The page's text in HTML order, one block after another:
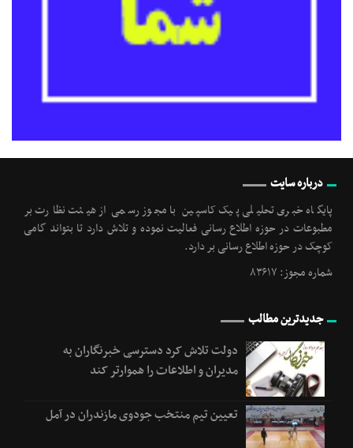
درباره سایت
پایگاه خبری تحلیلی پیک کاسپین با مجوز رسمی از هیئت نظارت بر
مطبوعات در حوزه اطلاع رسانی فعالیت نموده و تلاش دارد تا بتواند گامی
کوچک در حوزه اطلاع رسانی بر دارد.
شماره مجوز: ۸۳۶۱۷
جدیدترین مطالب
دولت تلاش کرد دسترسی خبرنگاران به
مدیران و اطلاعات را هموارتر کند
تعیین تیم منتخب جودوی مازندران در آمل